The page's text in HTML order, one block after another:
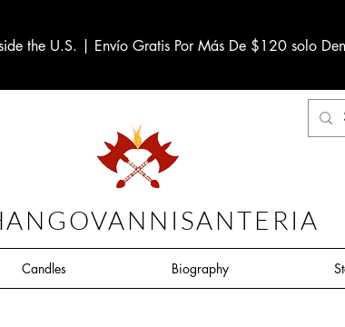
the U.S. | Envío Gratis Por Más De $120 solo
Candles Biography